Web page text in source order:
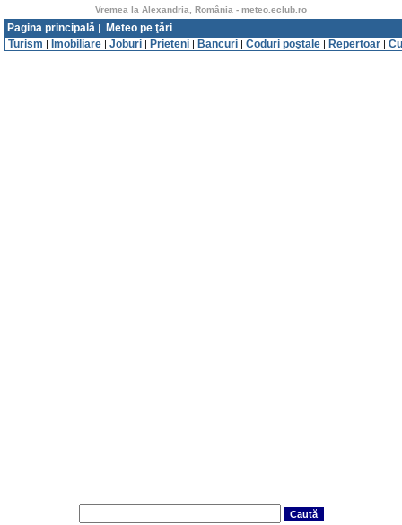
Vremea la Alexandria, România - meteo.eclub.ro
Pagina principală |
Meteo pe ţări
Turism | Imobiliare | Joburi | Prieteni | Bancuri | Coduri poştale | Repertoar |